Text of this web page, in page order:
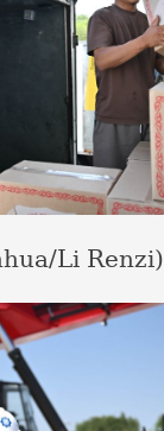
Li Renzi)